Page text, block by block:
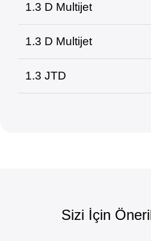
1.3 D Multijet
1.3 D Multijet
1.3 JTD
Sizi İçin